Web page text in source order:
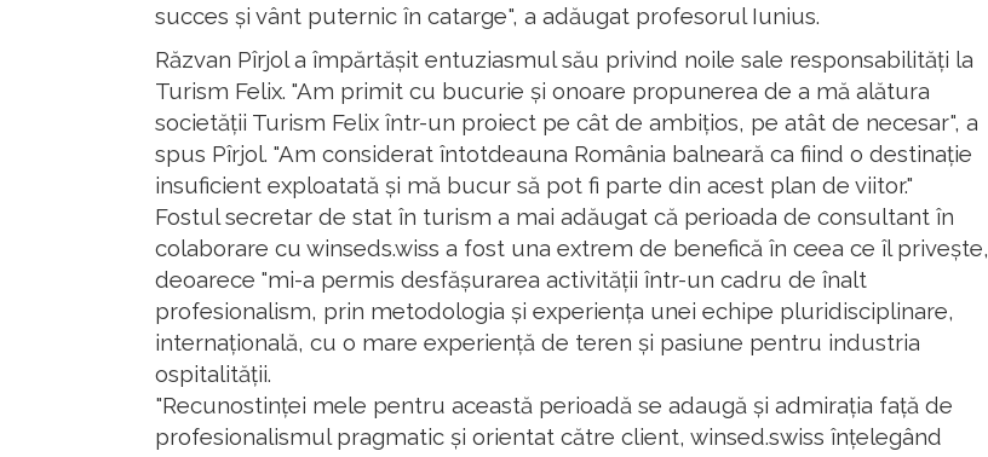
succes și vânt puternic în catarge", a adăugat profesorul Iunius.
Răzvan Pîrjol a împărtășit entuziasmul său privind noile sale responsabilități la
Turism Felix. "Am primit cu bucurie și onoare propunerea de a mă alătura
societății Turism Felix într-un proiect pe cât de ambițios, pe atât de necesar", a
spus Pîrjol. "Am considerat întotdeauna România balneară ca fiind o destinație
insuficient exploatată și mă bucur să pot fi parte din acest plan de viitor."
Fostul secretar de stat în turism a mai adăugat că perioada de consultant în
colaborare cu winseds.wiss a fost una extrem de benefică în ceea ce îl privește,
deoarece "mi-a permis desfășurarea activității într-un cadru de înalt
profesionalism, prin metodologia și experiența unei echipe pluridisciplinare,
internațională, cu o mare experiență de teren și pasiune pentru industria
ospitalității.
"Recunostinței mele pentru această perioadă se adaugă și admirația față de
profesionalismul pragmatic și orientat către client, winsed.swiss înțelegând